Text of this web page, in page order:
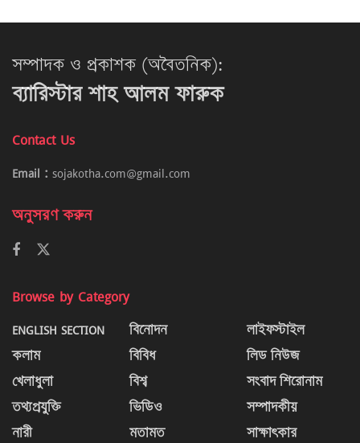
সম্পাদক ও প্রকাশক (অবৈতনিক):
ব্যারিস্টার শাহ আলম ফারুক
Contact Us
Email : sojakotha.com@gmail.com
অনুসরণ করুন
Browse by Category
ENGLISH SECTION
কলাম
খেলাধুলা
তথ্যপ্রযুক্তি
নারী
বিনোদন
বিবিধ
বিশ্ব
ভিডিও
মতামত
লাইফস্টাইল
লিড নিউজ
সংবাদ শিরোনাম
সম্পাদকীয়
সাক্ষাৎকার